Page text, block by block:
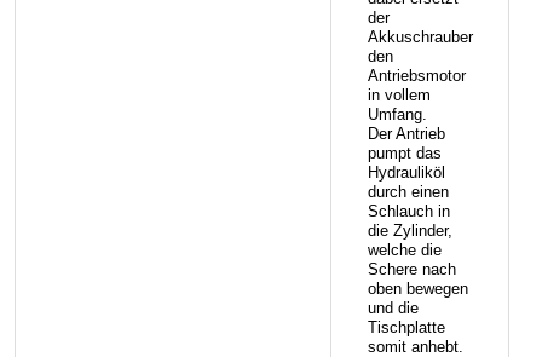
der
Akkuschrauber
den
Antriebsmotor
in vollem
Umfang.
Der Antrieb
pumpt das
Hydrauliköl
durch einen
Schlauch in
die Zylinder,
welche die
Schere nach
oben bewegen
und die
Tischplatte
somit anhebt.